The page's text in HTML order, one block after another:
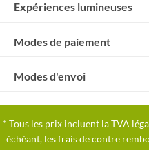
Expériences lumineuses
Modes de paiement
Modes d'envoi
* Tous les prix incluent la TVA
échéant, les frais de contre